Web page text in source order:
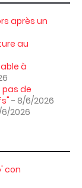
après un
au
à
pas de
- 8/6/2026
2026
con